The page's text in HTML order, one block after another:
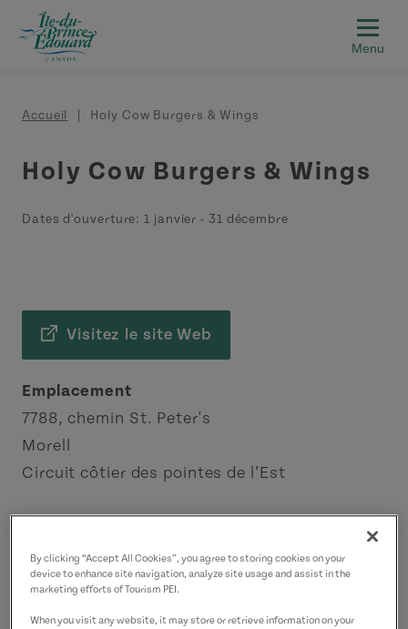
Aller au contenu principal
Fil d'Ariane
Accueil Holy Cow Burgers & Wings
Holy Cow Burgers & Wings
Dates d'ouverture:1 janvier - 31 décembre
Visitez le site Web
Emplacement
7788, chemin St. Peter's
Morell
Circuit côtier des pointes de l’Est
Coordonnées
9027393797(P)
By clicking “Accept All Cookies”, you agree to storing cookies on your
device to enhance site navigation, analyze site usage and assist in the
marketing efforts of Tourism PEI.
When you visit any website, it may store or retrieve information on your